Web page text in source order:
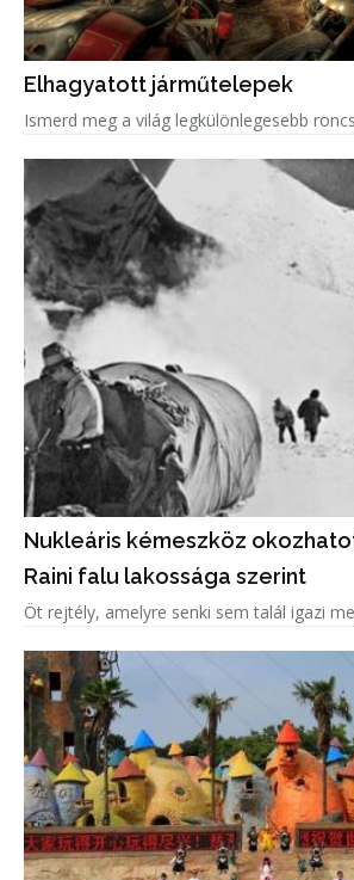
Elhagyatott járműtelepek
Ismerd meg a világ legkülönlegesebb
Nukleáris kémeszköz
Raini falu lakossága szerint
Öt rejtély, amelyre senki sem talál igazi